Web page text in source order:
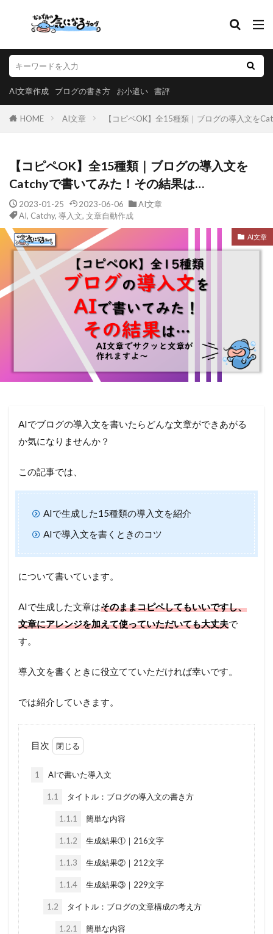
AI文章作成 ブログの書き方 お小遣い 書評
HOME AI文章 【コピペOK】全15種類｜ブログの導入文を
【コピペOK】全15種類｜ブログの導入文を
Catchyで書いてみた！その結果は…
2023-01-25 2023-06-06
AI文章
AI, Catchy, 導入文, 文章自動作成
AI文章
AIでブログの導入文を書いたらどんな文章ができあがる
か気になりませんか？
この記事では、
AIで生成した15種類の導入文を紹介
AIで導入文を書くときのコツ
について書いています。
AIで生成した文章はそのままコピペしてもいいですし、
文章にアレンジを加えて使っていただいても大丈夫で
す。
導入文を書くときに役立てていただければ幸いです。
では紹介していきます。
目次
1 AIで書いた導入文
1.1 タイトル：ブログの導入文の書き方
1.1.1 簡単な内容
1.1.2 生成結果①｜216文字
1.1.3 生成結果②｜212文字
1.1.4 生成結果③｜229文字
1.2 タイトル：ブログの文章構成の考え方
1.2.1 簡単な内容